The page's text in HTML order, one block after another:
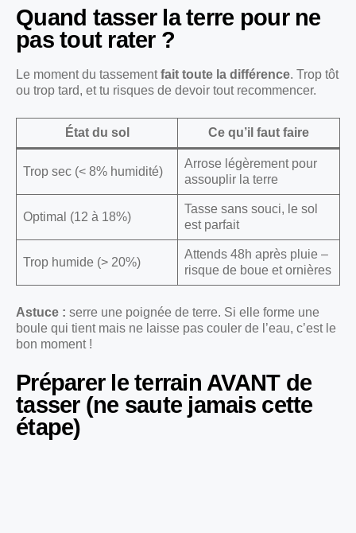
Quand tasser la terre pour ne
pas tout rater ?
Le moment du tassementfait toute la différence. Trop tôt
ou trop tard, et tu risques de devoir tout recommencer.
État du sol Ce qu’il faut faire
Trop sec (< 8% humidité)
Arrose légèrement pour
assouplir la terre
Optimal (12 à 18%)
Tasse sans souci, le sol
est parfait
Trop humide (> 20%)
Attends 48h après pluie –
risque de boue et ornières
Astuce : serre une poignée de terre. Si elle forme une
boule qui tient mais ne laisse pas couler de l’eau, c’est le
bon moment !
Préparer le terrain AVANT de
tasser (ne saute jamais cette
étape)